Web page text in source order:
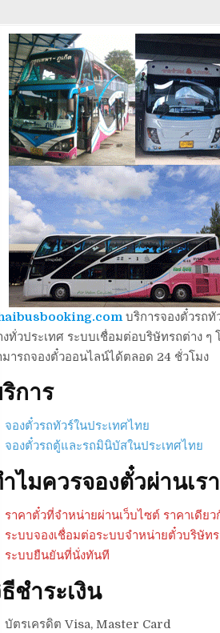
บริการจองตั๋วรถ
งทั่วประเทศ ระบบเชื่อมต่อบริษัทรถต่าง
มารถจองตั๋วออนไลน์ได้ตลอด 24 ชั่วโมง
การ
จองตั๋วรถทัวร์ในประเทศไทย
จองตั๋วรถตู้และรถมินิบัสในประเทศไทย
ไมควรจองตั๋วผ่านเรา
ราคาตั๋วที่จำหน่ายผ่านเว็บไซต์ ราคาเดีย
ระบบจองเชื่อมต่อระบบจำหน่ายตั๋วบริษัท
ระบบยืนยันที่นั่งทันที
ชำระเงิน
บัตรเครดิต Visa, Master Card